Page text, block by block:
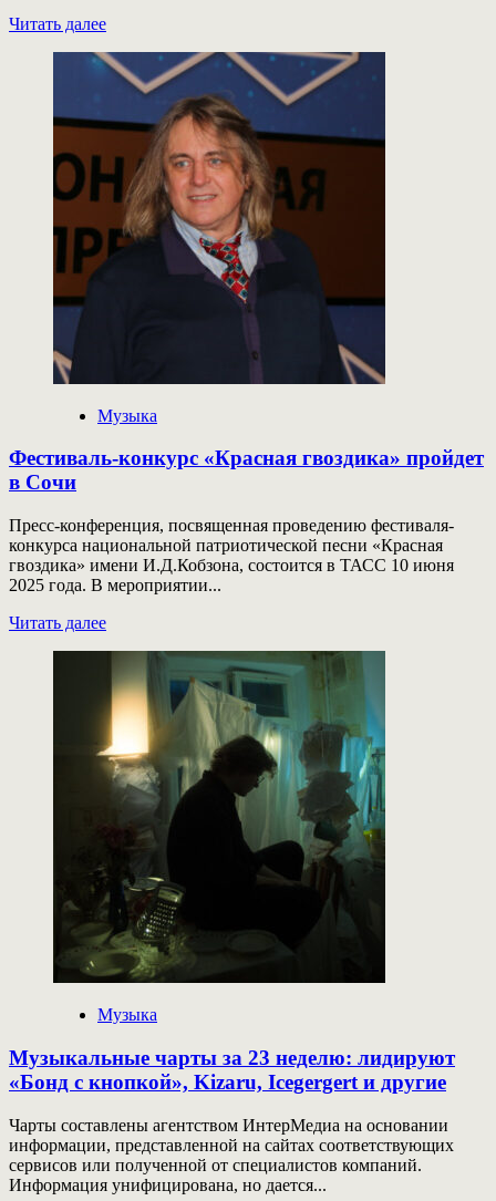
Читать далееПрочитать
о
Музыкальные
чарты
за
неделю:
лидируют
«Бонд
кнопкой»,
Icegergert,
Музыка
Фестиваль-конкурс «Красная гвоздика» пройдет
в Сочи
Пресс-конференция, посвященная проведению фестиваля-
конкурса национальной патриотической песни «Красная
гвоздика» имени И.Д.Кобзона, состоится в ТАСС 10 июня
2025 года. В мероприятии...
Читать далееПрочитать
Фестиваль-
конкурс
«Красная
гвоздика»
пройдет
в
Сочи
Музыка
Музыкальные чарты за 23 неделю: лидируют
«Бонд с кнопкой», Kizaru, Icegergert и другие
Чарты составлены агентством ИнтерМедиа на основании
информации, представленной на сайтах соответствующих
сервисов или полученной от специалистов компаний.
Информация унифицирована, но дается...